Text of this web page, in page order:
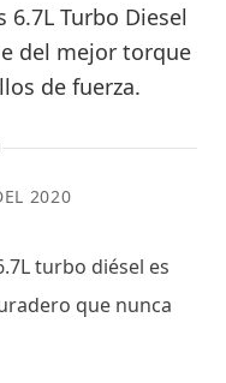
Turbo Diesel
del mejor torque
de fuerza.
2020
turbo diésel es
que nunca